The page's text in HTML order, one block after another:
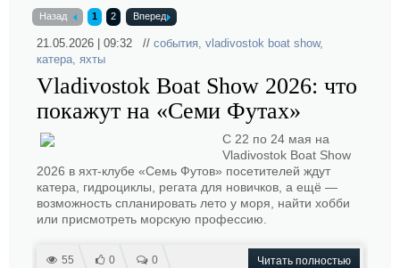
Назад 1 2 Вперед
21.05.2026 | 09:32 // события, vladivostok boat show,
катера, яхты
Vladivostok Boat Show 2026: что
покажут на «Семи Футах»
С 22 по 24 мая на
Vladivostok Boat Show
2026 в яхт-клубе «Семь Футов» посетителей ждут
катера, гидроциклы, регата для новичков, а ещё —
возможность спланировать лето у моря, найти хобби
или присмотреть морскую профессию.
55 0 0 Читать полностью